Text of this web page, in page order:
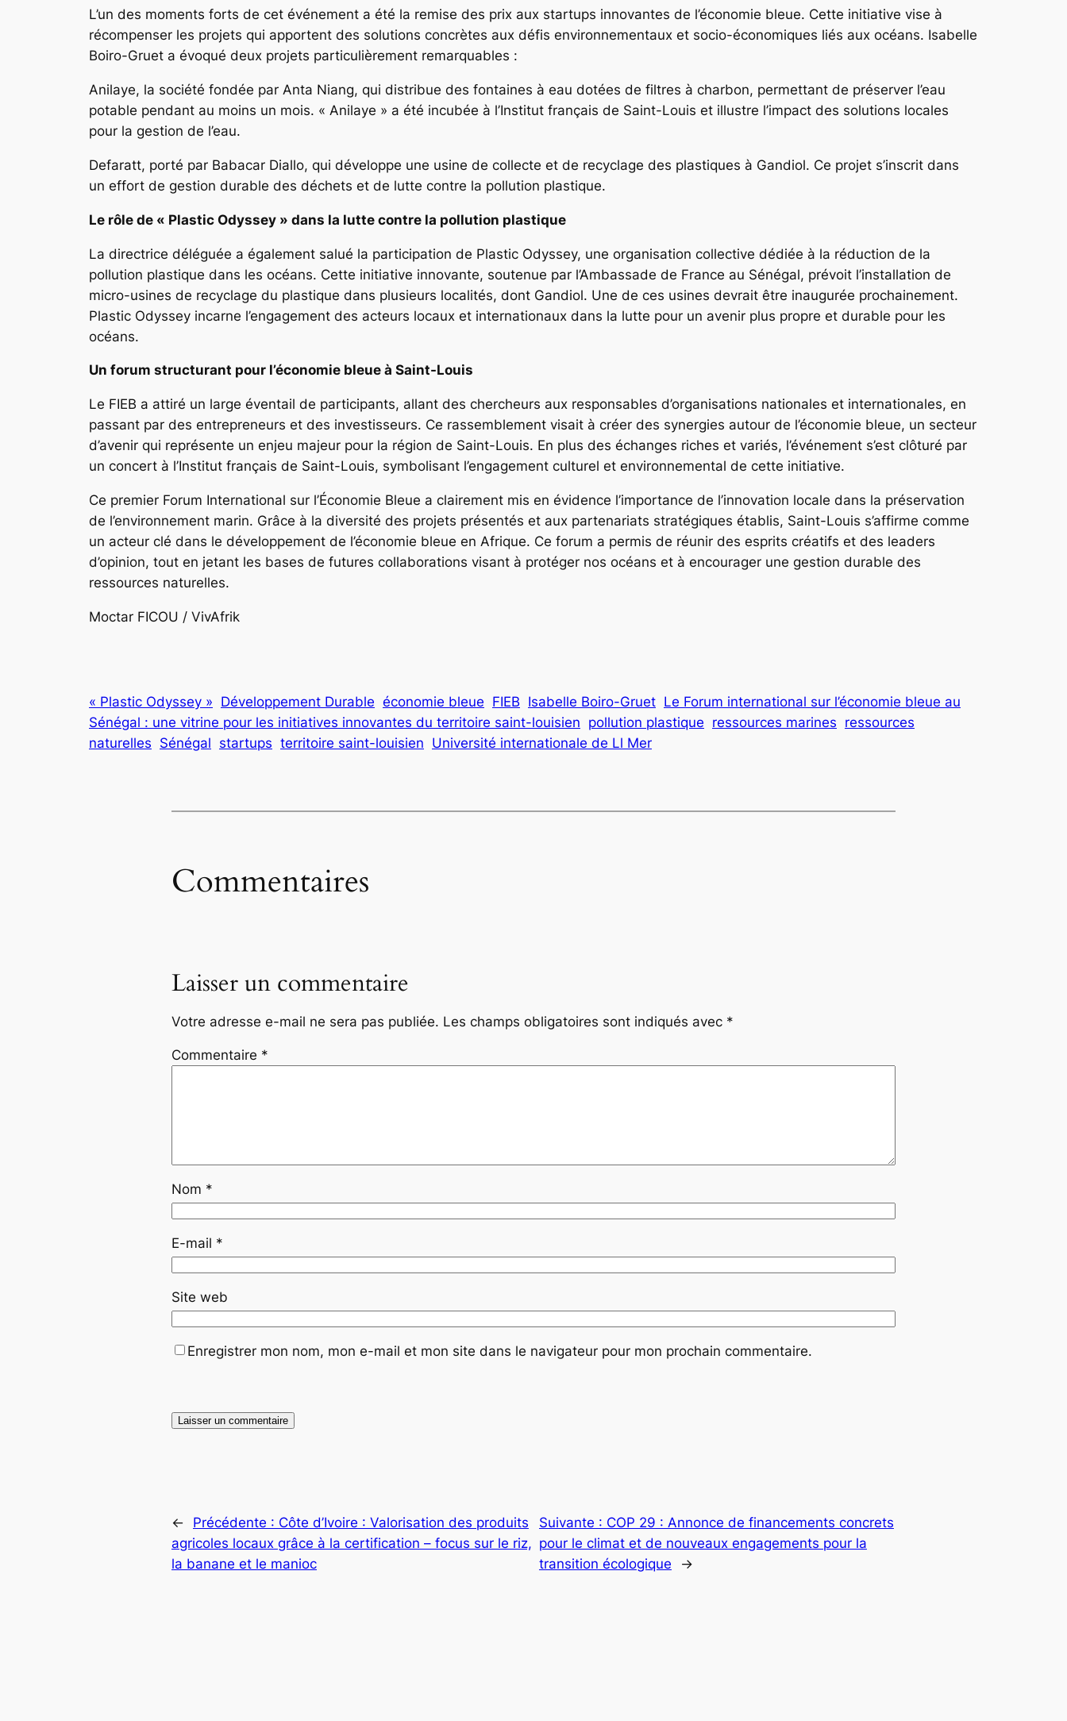
L’un des moments forts de cet événement a été la remise des prix aux startups innovantes de l’économie bleue. Cette initiative vise à
récompenser les projets qui apportent des solutions concrètes aux défis environnementaux et socio-économiques liés aux océans. Isabelle
Boiro-Gruet a évoqué deux projets particulièrement remarquables :
Anilaye, la société fondée par Anta Niang, qui distribue des fontaines à eau dotées de filtres à charbon, permettant de préserver l’eau
potable pendant au moins un mois. « Anilaye » a été incubée à l’Institut français de Saint-Louis et illustre l’impact des solutions locales
pour la gestion de l’eau.
Defaratt, porté par Babacar Diallo, qui développe une usine de collecte et de recyclage des plastiques à Gandiol. Ce projet s’inscrit dans
un effort de gestion durable des déchets et de lutte contre la pollution plastique.
Le rôle de « Plastic Odyssey » dans la lutte contre la pollution plastique
La directrice déléguée a également salué la participation de Plastic Odyssey, une organisation collective dédiée à la réduction de la
pollution plastique dans les océans. Cette initiative innovante, soutenue par l’Ambassade de France au Sénégal, prévoit l’installation de
micro-usines de recyclage du plastique dans plusieurs localités, dont Gandiol. Une de ces usines devrait être inaugurée prochainement.
Plastic Odyssey incarne l’engagement des acteurs locaux et internationaux dans la lutte pour un avenir plus propre et durable pour les
océans.
Un forum structurant pour l’économie bleue à Saint-Louis
Le FIEB a attiré un large éventail de participants, allant des chercheurs aux responsables d’organisations nationales et internationales, en
passant par des entrepreneurs et des investisseurs. Ce rassemblement visait à créer des synergies autour de l’économie bleue, un secteur
d’avenir qui représente un enjeu majeur pour la région de Saint-Louis. En plus des échanges riches et variés, l’événement s’est clôturé par
un concert à l’Institut français de Saint-Louis, symbolisant l’engagement culturel et environnemental de cette initiative.
Ce premier Forum International sur l’Économie Bleue a clairement mis en évidence l’importance de l’innovation locale dans la préservation
de l’environnement marin. Grâce à la diversité des projets présentés et aux partenariats stratégiques établis, Saint-Louis s’affirme comme
un acteur clé dans le développement de l’économie bleue en Afrique. Ce forum a permis de réunir des esprits créatifs et des leaders
d’opinion, tout en jetant les bases de futures collaborations visant à protéger nos océans et à encourager une gestion durable des
ressources naturelles.
Moctar FICOU / VivAfrik
« Plastic Odyssey » Développement Durable économie bleue FIEB Isabelle Boiro-Gruet Le Forum international sur l’économie bleue au
Sénégal : une vitrine pour les initiatives innovantes du territoire saint-louisien pollution plastique ressources marines ressources
naturelles Sénégal startups territoire saint-louisien Université internationale de Ll Mer
Commentaires
Laisser un commentaire
Votre adresse e-mail ne sera pas publiée. Les champs obligatoires sont indiqués avec *
Commentaire *
Nom *
E-mail *
Site web
Enregistrer mon nom, mon e-mail et mon site dans le navigateur pour mon prochain commentaire.
← Précédente : Côte d’Ivoire : Valorisation des produits
agricoles locaux grâce à la certification – focus sur le riz,
la banane et le manioc
Suivante : COP 29 : Annonce de financements concrets
pour le climat et de nouveaux engagements pour la
transition écologique
→